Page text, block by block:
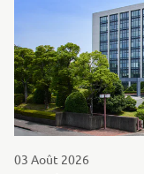
03 Août 2026